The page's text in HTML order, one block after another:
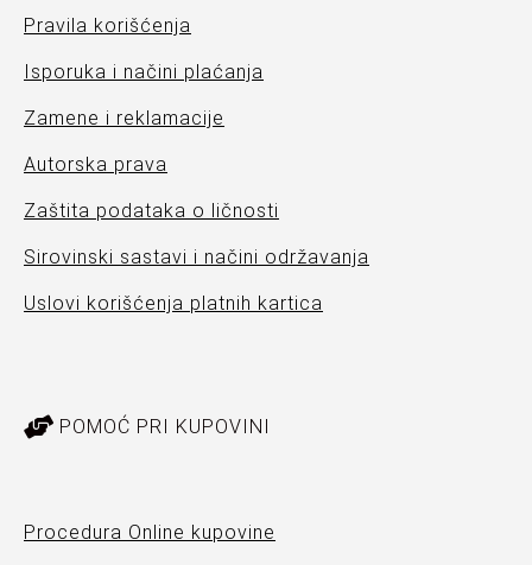
Pravila korišćenja
Isporuka i načini plaćanja
Zamene i reklamacije
Autorska prava
Zaštita podataka o ličnosti
Sirovinski sastavi i načini održavanja
Uslovi korišćenja platnih kartica
POMOĆ PRI KUPOVINI
Procedura Online kupovine